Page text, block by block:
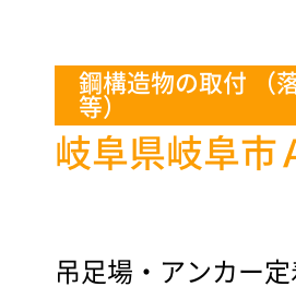
鋼構造物の取付 （
等）
岐阜県岐阜市
吊足場・アンカー